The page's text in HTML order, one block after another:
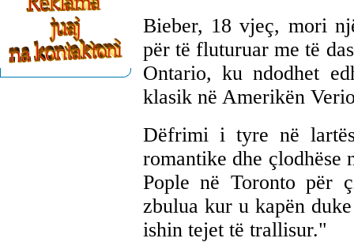
Bieber, 18 vjeç, mori
për të fluturuar me të
Ontario, ku ndodhet
klasik në Amerikën
Dëfrimi i tyre në
romantike dhe çlodhëse
Pople në Toronto për
zbulua kur u kapën
ishin tejet të trallisur."